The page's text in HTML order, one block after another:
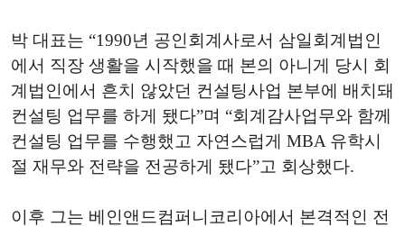
박 대표는 “1990년 공인회계사로서 삼일회계법인
에서 직장 생활을 시작했을 때 본의 아니게 당시 회
계법인에서 흔치 않았던 컨설팅사업 본부에 배치돼
컨설팅 업무를 하게 됐다”며 “회계감사업무와 함께
컨설팅 업무를 수행했고 자연스럽게 MBA 유학시
절 재무와 전략을 전공하게 됐다”고 회상했다.
이후 그는 베인앤드컴퍼니코리아에서 본격적인 전